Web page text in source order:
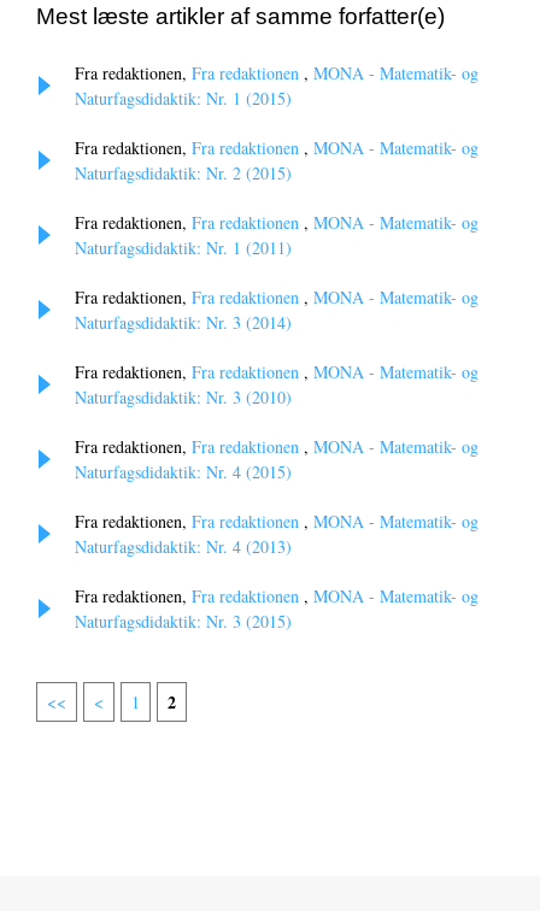
Mest læste artikler af samme forfatter(e)
Fra redaktionen, Fra redaktionen , MONA - Matematik- og
Naturfagsdidaktik: Nr. 1 (2015)
Fra redaktionen, Fra redaktionen , MONA - Matematik- og
Naturfagsdidaktik: Nr. 2 (2015)
Fra redaktionen, Fra redaktionen , MONA - Matematik- og
Naturfagsdidaktik: Nr. 1 (2011)
Fra redaktionen, Fra redaktionen , MONA - Matematik- og
Naturfagsdidaktik: Nr. 3 (2014)
Fra redaktionen, Fra redaktionen , MONA - Matematik- og
Naturfagsdidaktik: Nr. 3 (2010)
Fra redaktionen, Fra redaktionen , MONA - Matematik- og
Naturfagsdidaktik: Nr. 4 (2015)
Fra redaktionen, Fra redaktionen , MONA - Matematik- og
Naturfagsdidaktik: Nr. 4 (2013)
Fra redaktionen, Fra redaktionen , MONA - Matematik- og
Naturfagsdidaktik: Nr. 3 (2015)
<< < 1 2